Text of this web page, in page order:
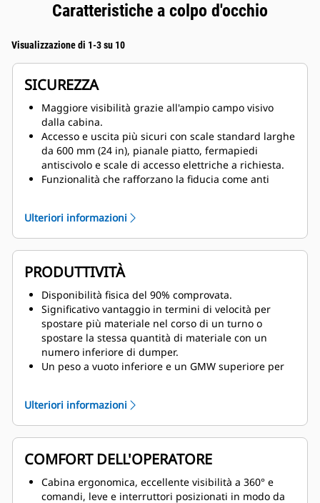
Caratteristiche a colpo d'occhio
Visualizzazione di 1-3 su 10
SICUREZZA
Maggiore visibilità grazie all'ampio campo visivo
dalla cabina.
Accesso e uscita più sicuri con scale standard larghe
da 600 mm (24 in), pianale piatto, fermapiedi
antiscivolo e scale di accesso elettriche a richiesta.
Funzionalità che rafforzano la fiducia come anti
rallentatore automatico.
Il migliore sistema frenante della sua categoria, con
freni a disco in bagno d'olio sulle quattro ruote con
freni di servizio meccanici e dinamici combinati,
oltre al comando freno di rallentamento automatico
per un rallentamento più facile ed efficiente.
Blocco di sistema a terra, blocco motore e un blocco
propulsione (nel cabinet ECM), monitoraggio VIMS e
dissipazione dell'energia accumulata all'arresto.
Ulteriori informazioni
PRODUTTIVITÀ
Disponibilità fisica del 90% comprovata.
Significativo vantaggio in termini di velocità per
spostare più materiale nel corso di un turno o
spostare la stessa quantità di materiale con un
numero inferiore di dumper.
Un peso a vuoto inferiore e un GMW superiore per
Facilità d'uso e costi ridotti grazie al motore Cat
integrato, alla trasmissione CA, all'impianto idraulico
e ai comandi.
Eccellente controllo a velocità ridotta nelle zone di
lavoro e ottima risposta dell'acceleratore in fase di
accelerazione per uscire dalle aree di carico e
scarico.
Ulteriori informazioni
COMFORT DELL'OPERATORE
Cabina ergonomica, eccellente visibilità a 360° e
comandi, leve e interruttori posizionati in modo da